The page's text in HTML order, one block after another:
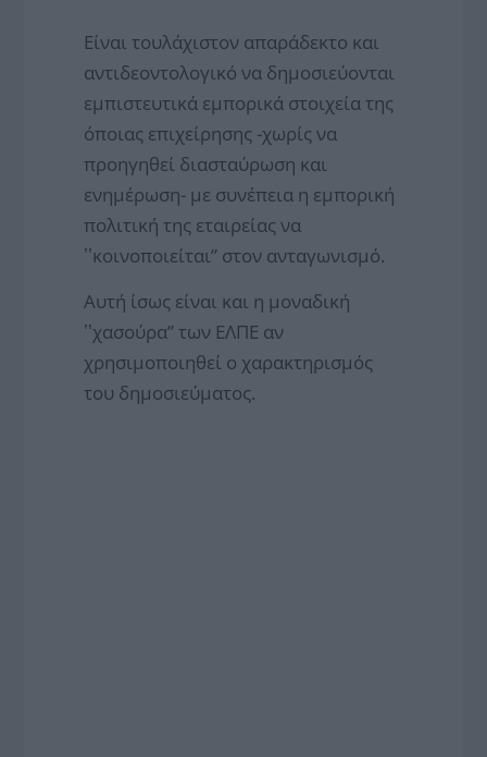
Είναι τουλάχιστον απαράδεκτο και
αντιδεοντολογικό να δημοσιεύονται
εμπιστευτικά εμπορικά στοιχεία της
όποιας επιχείρησης -χωρίς να
προηγηθεί διασταύρωση και
ενημέρωση- με συνέπεια η εμπορική
πολιτική της εταιρείας να
ʽʽκοινοποιείται” στον ανταγωνισμό.
Αυτή ίσως είναι και η μοναδική
ʽʽχασούρα” των ΕΛΠΕ αν
χρησιμοποιηθεί ο χαρακτηρισμός
του δημοσιεύματος.